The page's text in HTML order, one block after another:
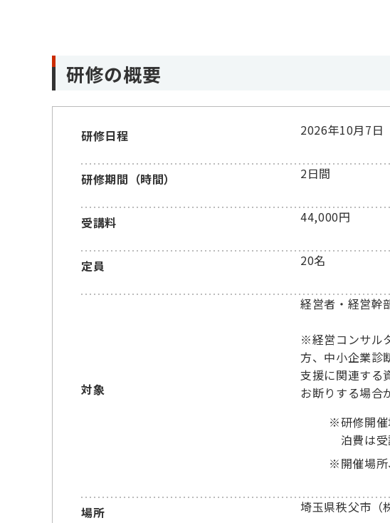
研修の概要
研修日程 2026年10月7日
研修期間（時間） 2日間
受講料 44,000円
定員 20名
対象
経営者・経営幹
※経営コンサル
方、中小企業診
支援に関連する
お断りする場合
※研修開
泊費は
※開催場
場所 埼玉県秩父市（